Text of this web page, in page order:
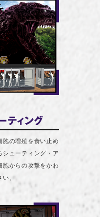
胞の増殖を食い止め
シューティング・ア
胞からの攻撃をかわ
。